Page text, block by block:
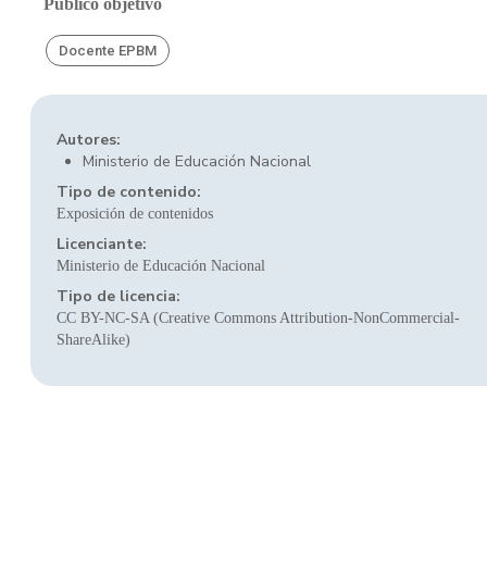
Público objetivo
Docente EPBM
Autores:
Ministerio de Educación Nacional
Tipo de contenido:
Exposición de contenidos
Licenciante:
Ministerio de Educación Nacional
Tipo de licencia:
CC BY-NC-SA (Creative Commons Attribution-NonCommercial-
ShareAlike)